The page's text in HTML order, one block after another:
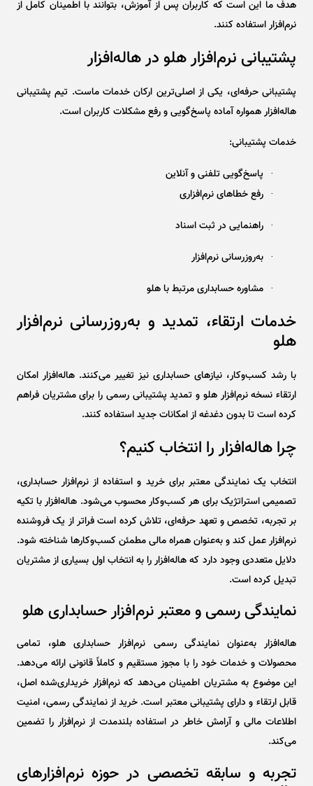
هدف ما این است که کاربران پس از آموزش، بتوانند با اطمینان کامل از
نرم‌افزار استفاده کنند.
پشتیبانی نرم‌افزار هلو در هاله‌افزار
پشتیبانی حرفه‌ای، یکی از اصلی‌ترین ارکان خدمات ماست. تیم پشتیبانی
هاله‌افزار همواره آماده پاسخ‌گویی و رفع مشکلات کاربران است.
خدمات پشتیبانی:
· پاسخ‌گویی تلفنی و آنلاین
· رفع خطاهای نرم‌افزاری
· راهنمایی در ثبت اسناد
· به‌روزرسانی نرم‌افزار
· مشاوره حسابداری مرتبط با هلو
خدمات ارتقاء، تمدید و به‌روزرسانی نرم‌افزار
هلو
با رشد کسب‌وکار، نیازهای حسابداری نیز تغییر می‌کنند. هاله‌افزار امکان
ارتقاء نسخه نرم‌افزار هلو و تمدید پشتیبانی رسمی را برای مشتریان فراهم
کرده است تا بدون دغدغه از امکانات جدید استفاده کنند.
چرا هاله‌افزار را انتخاب کنیم؟
انتخاب یک نمایندگی معتبر برای خرید و استفاده از نرم‌افزار حسابداری،
تصمیمی استراتژیک برای هر کسب‌وکار محسوب می‌شود. هاله‌افزار با تکیه
بر تجربه، تخصص و تعهد حرفه‌ای، تلاش کرده است فراتر از یک فروشنده
نرم‌افزار عمل کند و به‌عنوان همراه مالی مطمئن کسب‌وکارها شناخته شود.
دلایل متعددی وجود دارد که هاله‌افزار را به انتخاب اول بسیاری از مشتریان
تبدیل کرده است.
نمایندگی رسمی و معتبر نرم‌افزار حسابداری هلو
هاله‌افزار به‌عنوان نمایندگی رسمی نرم‌افزار حسابداری هلو، تمامی
محصولات و خدمات خود را با مجوز مستقیم و کاملاً قانونی ارائه می‌دهد.
این موضوع به مشتریان اطمینان می‌دهد که نرم‌افزار خریداری‌شده اصل،
قابل ارتقاء و دارای پشتیبانی معتبر است. خرید از نمایندگی رسمی، امنیت
اطلاعات مالی و آرامش خاطر در استفاده بلندمدت از نرم‌افزار را تضمین
می‌کند.
تجربه و سابقه تخصصی در حوزه نرم‌افزارهای